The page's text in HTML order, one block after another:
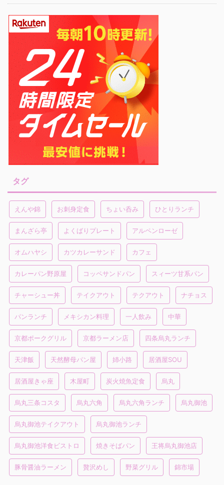
タグ
えんや錦 お刺身定食 ちょい呑み ひとりランチ
まんざら亭 よくばりプレート アルペンローゼ
オムハヤシ カツカレーサンド カフェ
カレーパン野原屋 コッペサンドパン スィーツ甘系パン
チャーシュー丼 テイクアウト テクアウト ナチョス
パンランチ メキシカン料理 一人飲み 中華
京都ポークグリル 京都ラーメン店 四条烏丸ランチ
天津飯 天然酵母パン屋 姉小路 居酒屋SOU
居酒屋きゃ座 木屋町 炭火焼魚定食 烏丸
烏丸三条コスタ 烏丸六角 烏丸六角ランチ 烏丸御池
烏丸御池テイクアウト 烏丸御池ランチ
烏丸御池洋食ビストロ 焼きそばパン 王将烏丸御池店
豚骨醤油ラーメン 贅沢めし 野菜グリル 錦市場